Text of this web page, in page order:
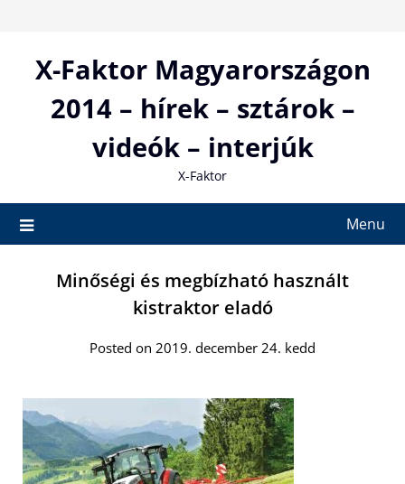
contentX-Faktor Magyarországon
2014 – hírek – sztárok –
videók – interjúk
X-Faktor
Menu
Minőségi és megbízható használt
kistraktor eladó
Posted on 2019. december 24. kedd